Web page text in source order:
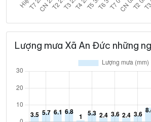
Lượng mưa Xã An Đức những